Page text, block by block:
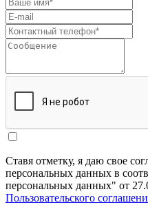
Ставя отметку, я даю свое
персональных данных в
персональных данных" от
Пользовательского